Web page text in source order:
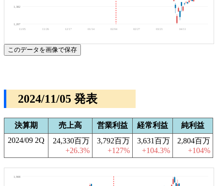
1,207
1,382
11/05 11/26 12/17 01/14 02/04 02/27 03/21 04/11
このデータを画像で保存
2024/11/05 発表
決算期 売上高 営業利益 経常利益
純利益
2024/09 2Q
24,330百万
+26.3%
3,792百万
+127%
3,631百万
+104.3%
2,804百万
+104%
1,908